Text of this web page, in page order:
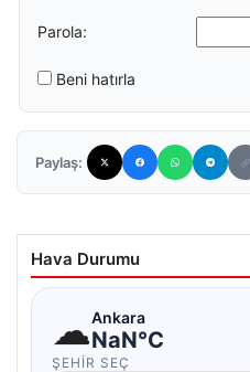
Parola:
Beni hatırla
Paylaş:
Hava Durumu
☁Ankara
NaN°C
ŞEHIR SEÇ